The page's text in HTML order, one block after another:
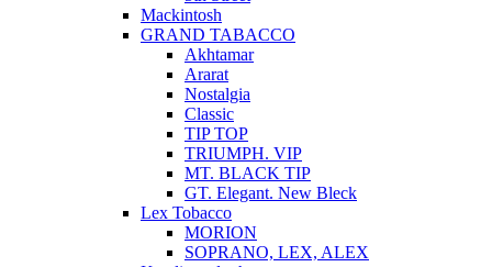
Mackintosh
GRAND TABACCO
Akhtamar
Ararat
Nostalgia
Classic
TIP TOP
TRIUMPH. VIP
MT. BLACK TIP
GT. Elegant. New Bleck
Lex Tobacco
MORION
SOPRANO, LEX, ALEX